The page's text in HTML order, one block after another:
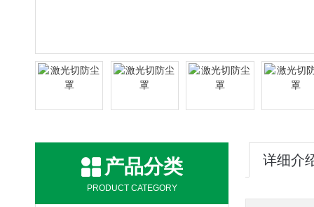
产品分类
PRODUCT CATEGORY
详细介